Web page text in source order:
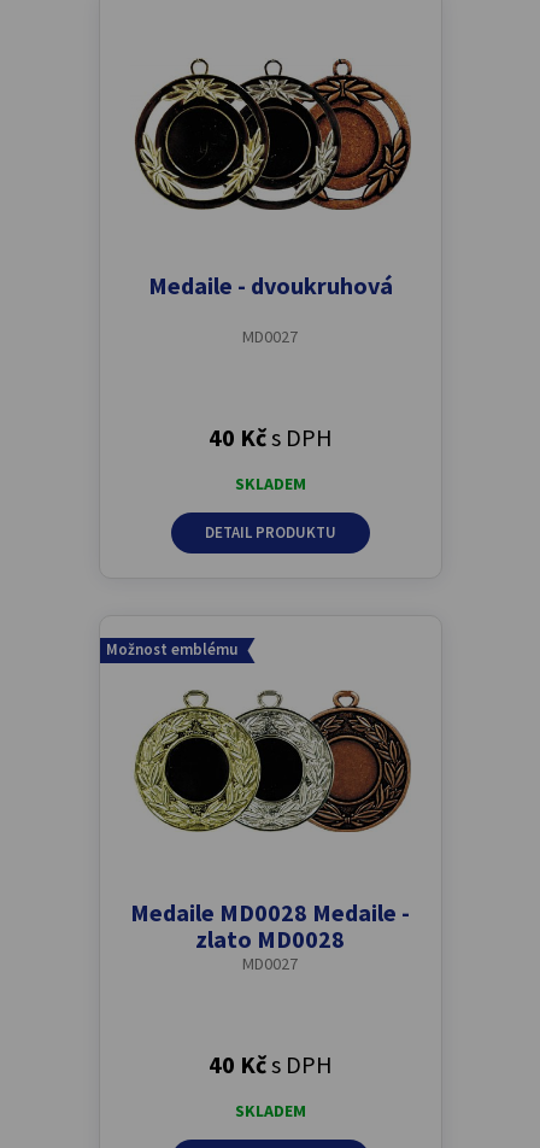
Medaile - dvoukruhová
MD0027
40 Kčs DPH
SKLADEM
DETAIL PRODUKTU
Možnost emblému
Medaile MD0028 Medaile -
zlato MD0028
MD0027
40 Kčs DPH
SKLADEM